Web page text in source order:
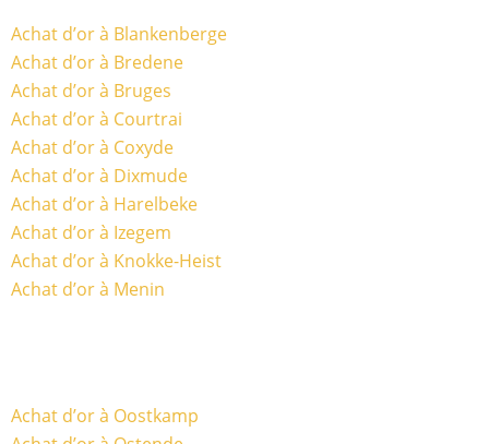
Achat d’or à Blankenberge
Achat d’or à Bredene
Achat d’or à Bruges
Achat d’or à Courtrai
Achat d’or à Coxyde
Achat d’or à Dixmude
Achat d’or à Harelbeke
Achat d’or à Izegem
Achat d’or à Knokke-Heist
Achat d’or à Menin
Achat d’or à Oostkamp